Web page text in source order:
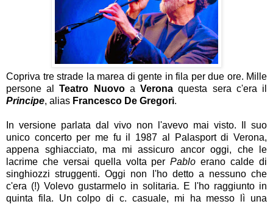
Copriva tre strade la marea di gente in fila per due ore. Mille
persone alTeatro NuovoaVeronaquesta sera c'era il
Principe, alias Francesco De Gregori.
In versione parlata dal vivo non l'avevo mai visto. Il suo
unico concerto per me fu il 1987 al Palasport di Verona,
appena sghiacciato, ma mi assicuro ancor oggi, che le
lacrime che versai quella volta perPabloerano calde di
singhiozzi struggenti. Oggi non l'ho detto a nessuno che
c'era (!) Volevo gustarmelo in solitaria. E l'ho raggiunto in
quinta fila. Un colpo di c. casuale, mi ha messo lì una